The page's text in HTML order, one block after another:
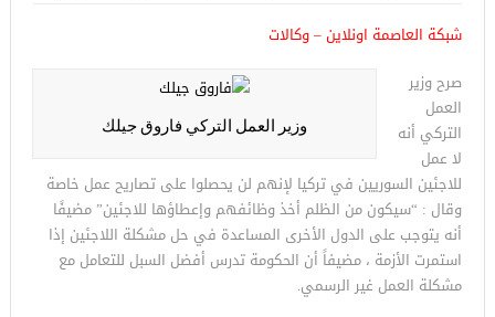
شبكة العاصمة اونلاين – وكالات
وزير العمل التركي فاروق جيلك
صرح وزير
العمل
التركي أنه
لا عمل
للاجئين السوريين في تركيا لإنهم لن يحصلوا على تصاريح عمل خاصة
وقال : “سيكون من الظلم أخذ وظائفهم وإعطاؤها للاجئين” مضيفًا
أنه يتوجب على الدول الأخرى المساعدة في حل مشكلة اللاجئين إذا
استمرت الأزمة ، مضيفاً أن الحكومة تدرس أفضل السبل للتعامل مع
مشكلة العمل غير الرسمي.